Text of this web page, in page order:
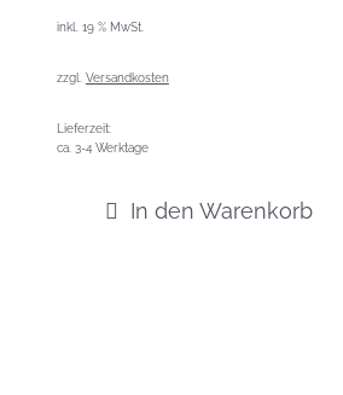
inkl. 19 % MwSt.
zzgl. Versandkosten
Lieferzeit:
ca. 3-4 Werktage
In den Warenkorb